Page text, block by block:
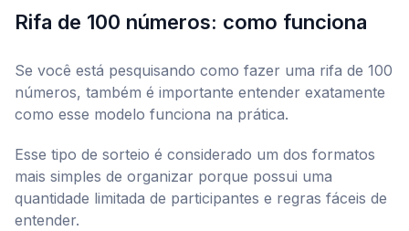
Rifa de 100 números: como funciona
Se você está pesquisando como fazer uma rifa de 100
números, também é importante entender exatamente
como esse modelo funciona na prática.
Esse tipo de sorteio é considerado um dos formatos
mais simples de organizar porque possui uma
quantidade limitada de participantes e regras fáceis de
entender.